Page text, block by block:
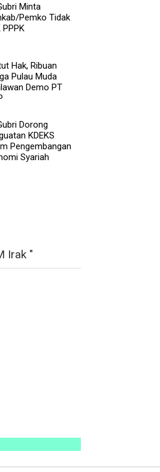
Minta
Pemko Tidak
PPPK
Hak, Ribuan
Pulau Muda
Demo PT
Dorong
KDEKS
Pengembangan
Syariah
Irak "